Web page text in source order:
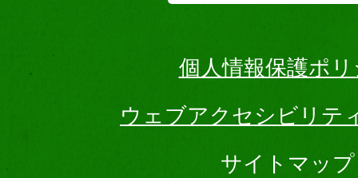
個人情報保護ポ
ウェブアクセシビリテ
サイトマップ